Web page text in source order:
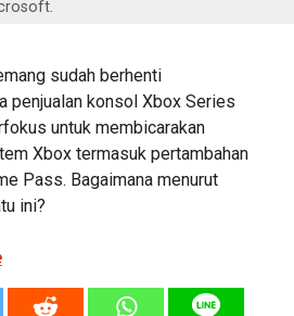
sudah berhenti
penjualan konsol Xbox Series
untuk membicarakan
Xbox termasuk pertambahan
Pass. Bagaimana menurut
ini?